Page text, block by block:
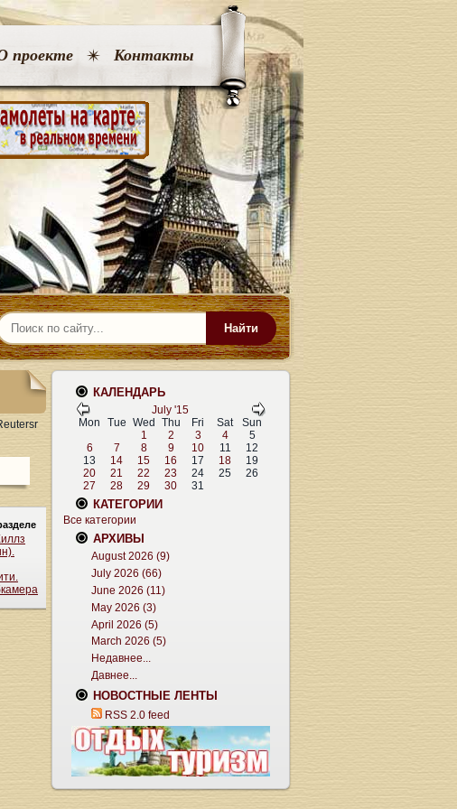
проекте Контакты
Найти
КАЛЕНДАРЬ
July '15
Mon
Tue Wed Thu Fri Sat
Sun
1
2 3 4
5
6
7 8 9 10 11
12
13
14 15 16 17 18
19
20
21 22 23 24 25
26
27
28 29 30 31
КАТЕГОРИИ
Все категории
АРХИВЫ
August 2026 (9)
July 2026 (66)
June 2026 (11)
May 2026 (3)
April 2026 (5)
March 2026 (5)
Недавнее...
Давнее...
НОВОСТНЫЕ ЛЕНТЫ
RSS 2.0 feed